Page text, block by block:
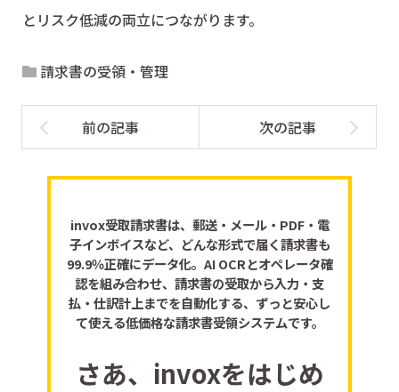
とリスク低減の両立につながります。
請求書の受領・管理
invox受取請求書は、郵送・メール・PDF・電
子インボイスなど、どんな形式で届く請求書も
99.9％正確にデータ化。AI OCRとオペレータ確
認を組み合わせ、請求書の受取から入力・支
払・仕訳計上までを自動化する、ずっと安心し
て使える低価格な請求書受領システムです。
さあ、invoxをはじめ